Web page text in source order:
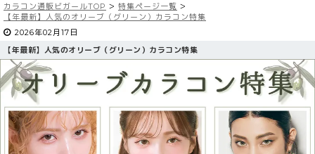
カラコン通販ビガールTOP
特集ページ一覧
【 年最新】人気のオリーブ（グリーン）カラコン特集
2026年02月17日
【年最新】人気のオリーブ（グリーン）カラコン特集